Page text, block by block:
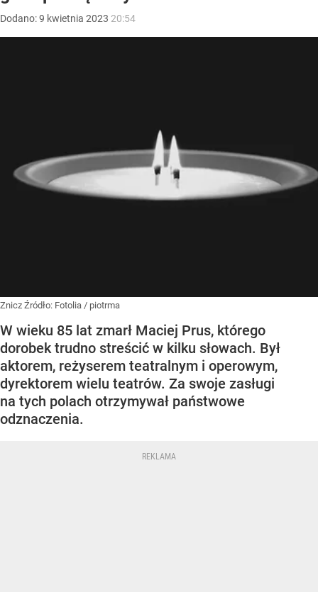
Dodano:9 kwietnia 2023 20:54
Znicz Źródło: Fotolia / piotrma
W wieku 85 lat zmarł Maciej Prus, którego
dorobek trudno streścić w kilku słowach. Był
aktorem, reżyserem teatralnym i operowym,
dyrektorem wielu teatrów. Za swoje zasługi
na tych polach otrzymywał państwowe
odznaczenia.